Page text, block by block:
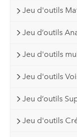
Jeu d'outils
Jeu d’outils
Jeu d'outils
Jeu d'outils
Jeu d’outils
Jeu d'outils